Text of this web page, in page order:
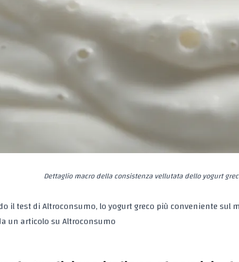
Dettaglio macro della consistenza vellutata dello yogurt
il test di Altroconsumo, lo yogurt greco più conveniente sul
un articolo su Altroconsumo